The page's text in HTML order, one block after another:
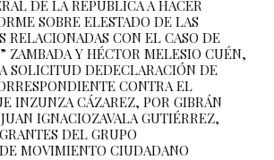
DE LA REPÚBLICA A HACER
SOBRE ELESTADO DE LAS
RELACIONADAS CON EL CASO DE
ZAMBADA Y HÉCTOR MELESIO CUÉN,
SOLICITUD DEDECLARACIÓN DE
CONTRA EL
INZUNZA CÁZAREZ, POR GIBRÁN
IGNACIOZAVALA GUTIÉRREZ,
DEL GRUPO
MOVIMIENTO CIUDADANO